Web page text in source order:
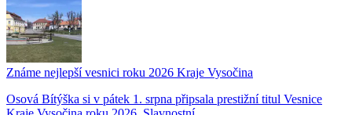
Známe nejlepší vesnici roku 2026 Kraje Vysočina
Osová Bítýška si v pátek 1. srpna připsala prestižní titul Vesnice